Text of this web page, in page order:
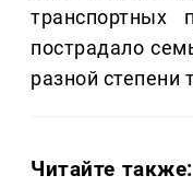
транспортных
пострадало
разной степени
Читайте также: